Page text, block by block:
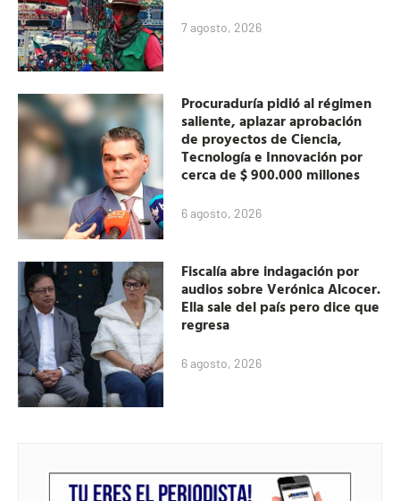
7 agosto, 2026
Procuraduría pidió al régimen
saliente, aplazar aprobación
de proyectos de Ciencia,
Tecnología e Innovación por
cerca de $ 900.000 millones
6 agosto, 2026
Fiscalía abre indagación por
audios sobre Verónica Alcocer.
Ella sale del país pero dice que
regresa
6 agosto, 2026